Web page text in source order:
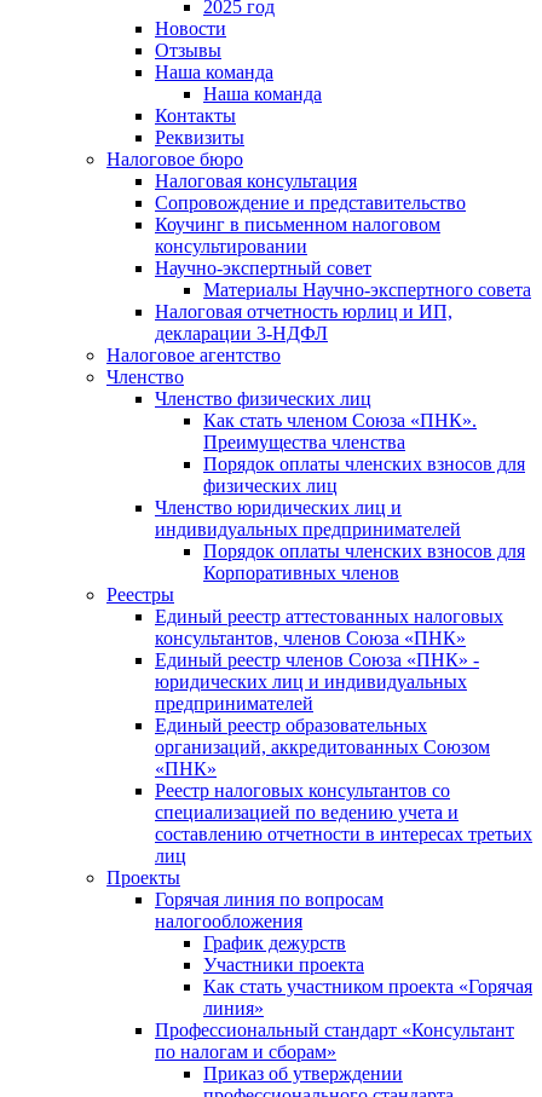
2025 год
Новости
Отзывы
Наша команда
Наша команда
Контакты
Реквизиты
Налоговое бюро
Налоговая консультация
Cопровождение и представительство
Коучинг в письменном налоговом
консультировании
Научно-экспертный совет
Материалы Научно-экспертного совета
Налоговая отчетность юрлиц и ИП,
декларации 3-НДФЛ
Налоговое агентство
Членство
Членство физических лиц
Как стать членом Союза «ПНК».
Преимущества членства
Порядок оплаты членских взносов для
физических лиц
Членство юридических лиц и
индивидуальных предпринимателей
Порядок оплаты членских взносов для
Корпоративных членов
Реестры
Единый реестр аттестованных налоговых
консультантов, членов Союза «ПНК»
Единый реестр членов Союза «ПНК» -
юридических лиц и индивидуальных
предпринимателей
Единый реестр образовательных
организаций, аккредитованных Союзом
«ПНК»
Реестр налоговых консультантов со
специализацией по ведению учета и
составлению отчетности в интересах третьих
лиц
Проекты
Горячая линия по вопросам
налогообложения
График дежурств
Участники проекта
Как стать участником проекта «Горячая
линия»
Профессиональный стандарт «Консультант
по налогам и сборам»
Приказ об утверждении